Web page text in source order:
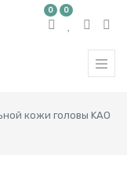
0 0
кожи головы KAO